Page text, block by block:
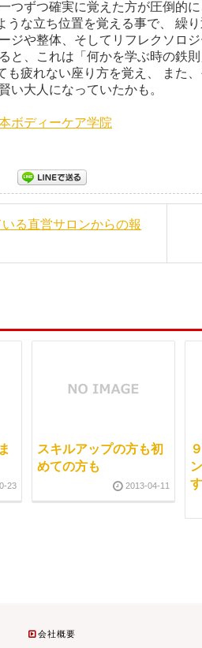
つずつ確実に覚えた方が圧倒的
うな立ち位置を覚える事で、 繰
ジや整体、そしてリフレクソロ
と、これは「何かを学ぶ時の鉄
も疲れない座り方を覚え、 また
ちょっと賢い
ボディーケア学院
る直営サロンからの報
23
スキルアップの方も初
めての方も
2013-04-11
す
会社概要